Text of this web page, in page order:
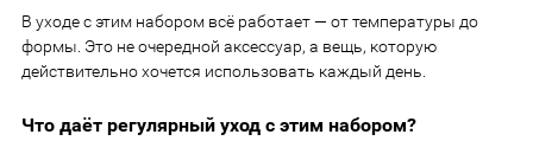
В уходе с этим набором всё работает — от температуры до
формы. Это не очередной аксессуар, а вещь, которую
действительно хочется использовать каждый день.
Что даёт регулярный уход с этим набором?